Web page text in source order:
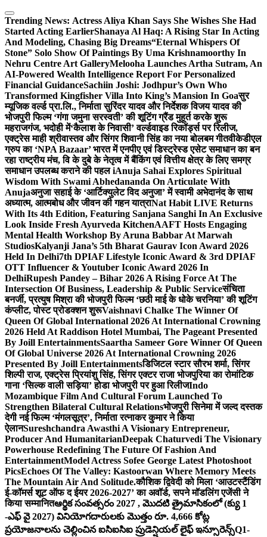
Skip
to
content
Trending News: Actress Aliya Khan Says She Wishes She Had
Started Acting EarlierShanaya Al Haq: A Rising Star In Acting
And Modeling, Chasing Big Dreams“Eternal Whispers Of
Stone” Solo Show Of Paintings By Uma Krishnamoorthy In
Nehru Centre Art GalleryMelooha Launches Artha Sutram, An
AI-Powered Wealth Intelligence Report For Personalized
Financial GuidanceSachiin Joshi: Jodhpur’s Own Who
Transformed Kingfisher Villa Into King’s Mansion In Goaसुर
म्यूजिक वर्ल्ड प्रा.लि., निर्माता सुरिंदर यादव और निर्देशक विजय यादव की
भोजपुरी फिल्म ‘गंगा जमुना सरस्वती’ की शूटिंग ग्रैंड मुहूर्त करके शुरू
महराजगंज, भदोही में‘कैलाश के निवासी’ वर्ल्डवाइड रिकॉर्ड्स पर रिलीज,
एक्ट्रेस माही श्रीवास्तव और सिंगर शिवानी सिंह का नया बोलबम गीतवीकेडीएल
ग्रुप का ‘NPA Bazaar’ भारत में एनपीए एवं डिस्ट्रेस्ड एसेट समाधान का बन
रहा राष्ट्रीय मंच, वि के दुबे के नेतृत्व में बैंकिंग एवं वित्तीय क्षेत्र के लिए समग्र
समाधान उपलब्ध कराने की पहल iAnuja Sahai Explores Spiritual
Wisdom With Swami Abhedananda On Articulate With
Anujaअनुजा सहाई के ‘आर्टिक्युलेट विद अनुजा’ में स्वामी अभेदानंद के साथ
अध्यात्म, आत्मबोध और जीवन की गहन यात्राNat Habit LIVE Returns
With Its 4th Edition, Featuring Sanjana Sanghi In An Exclusive
Look Inside Fresh Ayurveda KitchenAAFT Hosts Engaging
Mental Health Workshop By Aruna Babbar At Marwah
StudiosKalyanji Jana’s 5th Bharat Gaurav Icon Award 2026
Held In Delhi7th DPIAF Lifestyle Iconic Award & 3rd DPIAF
OTT Influencer & Youtuber Iconic Award 2026 In
DelhiRupesh Pandey – Bihar 2026 A Rising Force At The
Intersection Of Business, Leadership & Public Serviceसंचिता
बनर्जी, प्रत्युष मिश्रा की भोजपुरी फिल्म ‘छठी माई के धोके चरनिया’ की शूटिंग
कंप्लीट, पोस्ट प्रोडक्शन शुरूVaishnavi Chalke The Winner Of
Queen Of Global International 2026 At International Crowning
2026 Held At Raddison Hotel Mumbai, The Pageant Presented
By Joill EntertainmentsSaartha Sameer Gore Winner Of Queen
Of Global Universe 2026 At International Crowning 2026
Presented By Joill Entertainmentsडिजिटल स्टार सौरभ शर्मा, सिंगर
शिल्पी राज, एक्ट्रेस प्रियांशु सिंह, सिंगर एक्टर राजा भोजपुरिया का रोमांटिक
गाना ‘सिल्क वाली सड़िया’ होडा भोजपुरी पर हुआ रिलीजIndo
Mozambique Film And Cultural Forum Launched To
Strengthen Bilateral Cultural Relationsभोजपुरी सिनेमा में जल्द दस्तक
देगी नई फिल्म ‘मंगलसूत्र’, निर्माता रत्नाकर कुमार ने किया
ऐलानSureshchandra Awasthi A Visionary Entrepreneur,
Producer And HumanitarianDeepak Chaturvedi The Visionary
Powerhouse Redefining The Future Of Fashion And
EntertainmentModel Actress Sofee George Latest Photoshoot
PicsEchoes Of The Valley: Kastoorwan Where Memory Meets
The Mountain Air And Solitude.कौशिक द्विवेदी को मिला ‘आउटस्टैंडिंग
ई-कॉमर्स शूट ऑफ द ईयर 2026-2027’ का अवॉर्ड, सपने मॉडलिंग एजेंसी ने
किया सम्मानितఆర్థిక సంవత్సరం 2027 , మొదటి త్రైమాసికంలో (క్యు 1
-ఎఫ్ వై 2027) వినియోగదారులకు మొత్తం రూ. 4,666 కోట్ల
ప్రయోజనాలను చెల్లించిన ఐసిఐసిఐ ప్రుడెన్షియల్ లైఫ్ ఇన్సూరెన్స్Q1-